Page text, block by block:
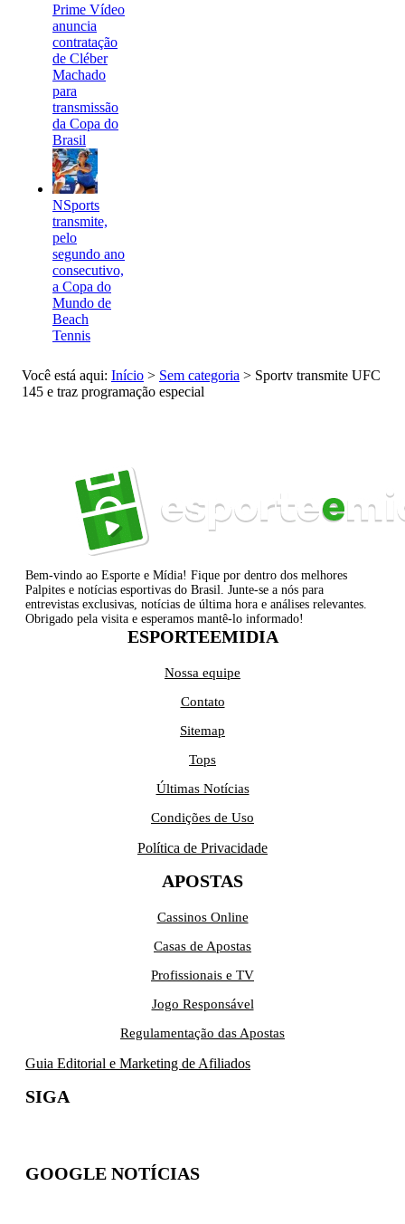
Prime Vídeo
anuncia
contratação
de Cléber
Machado
para
transmissão
da Copa do
Brasil
NSports
transmite,
pelo
segundo ano
consecutivo,
a Copa do
Mundo de
Beach
Tennis
Você está aqui: Início > Sem categoria > Sportv transmite UFC
145 e traz programação especial
Bem-vindo ao Esporte e Mídia! Fique por dentro dos melhores
Palpites e notícias esportivas do Brasil. Junte-se a nós para
entrevistas exclusivas, notícias de última hora e análises relevantes.
Obrigado pela visita e esperamos mantê-lo informado!
ESPORTEEMIDIA
Nossa equipe
Contato
Sitemap
Tops
Últimas Notícias
Condições de Uso
Política de Privacidade
APOSTAS
Cassinos Online
Casas de Apostas
Profissionais e TV
Jogo Responsável
Regulamentação das Apostas
Guia Editorial e Marketing de Afiliados
SIGA
GOOGLE NOTÍCIAS